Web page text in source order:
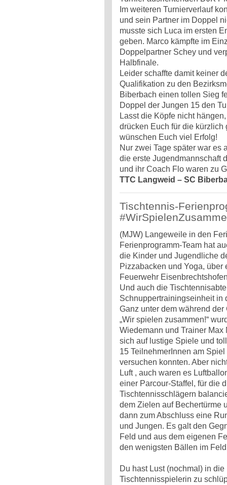
Im weiteren Turnierverlauf
und sein Partner im Doppel
musste sich Luca im ersten
geben. Marco kämpfte im
Doppelpartner Schey und
Halbfinale.
Leider schaffte damit keiner
Qualifikation zu den
Biberbach einen tollen Sieg
Doppel der Jungen 15 den
Lasst die Köpfe nicht
drücken Euch für die
wünschen Euch viel Erfolg!
Nur zwei Tage später war es
die erste Jugendmannschaft
und ihr Coach Flo waren zu
TTC Langweid – SC
Tischtennis-
(MJW) Langeweile in den
Ferienprogramm-Team hat
die Kinder und Jugendliche
Pizzabacken und Yoga,
Feuerwehr
Und auch die
Schnuppertrainingseinheit in
Ganz unter dem während
„Wir spielen zusammen!“
Wiedemann und Trainer Max
sich auf lustige Spiele und
15 TeilnehmerInnen am
versuchen konnten. Aber
Luft , auch waren es
einer Parcour-Staffel, für die
Tischtennisschlägern
dem Zielen auf Bechertürme
dann zum Abschluss eine
und Jungen. Es galt den
Feld und aus dem eigenen
den wenigsten Bällen im
Du hast Lust (nochmal) in
Tischtennisspielerin zu